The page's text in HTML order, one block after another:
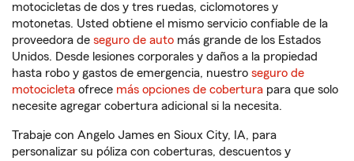
motocicletas de dos y tres ruedas, ciclomotores y
motonetas. Usted obtiene el mismo servicio confiable de la
proveedora de seguro de auto más grande de los Estados
Unidos. Desde lesiones corporales y daños a la propiedad
hasta robo y gastos de emergencia, nuestro seguro de
motocicleta ofrece más opciones de cobertura para que solo
necesite agregar cobertura adicional si la necesita.
Trabaje con Angelo James en Sioux City, IA, para
personalizar su póliza con coberturas, descuentos y